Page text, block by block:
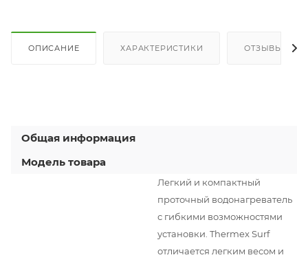
ОПИСАНИЕ ХАРАКТЕРИСТИКИ ОТЗЫВЫ
Общая информация
Модель товара
Легкий и компактный
проточный водонагреватель
с гибкими возможностями
установки. Thermex Surf
отличается легким весом и